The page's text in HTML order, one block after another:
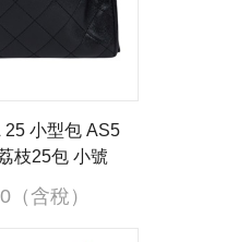
小型包 AS5
枝25包 小號
含稅）